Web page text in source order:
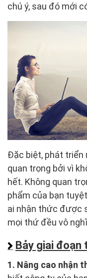
chú ý, sau đó mới
Đặc biệt, phát triển
quan trọng bởi vì
hết. Không quan
phẩm của bạn
ai nhận thức được
mọi thứ đều vô
Bảy giai đoạn
1. Nâng cao nhận